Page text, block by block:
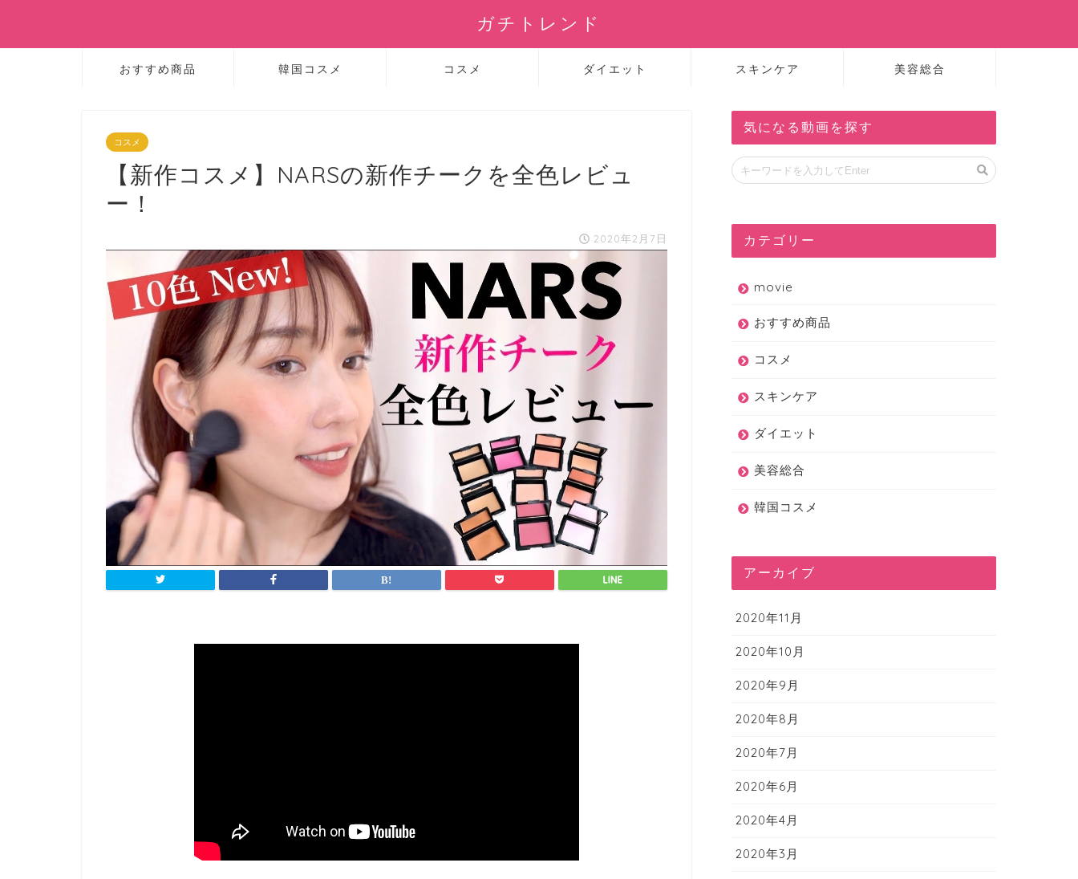
ガチトレンド
おすすめ商品 韓国コスメ コスメ ダイエット スキンケア 美容総合
コスメ
【新作コスメ】NARSの新作チークを全色レビュ
ー！
2020年2月7日
気になる動画を探す
カテゴリー
movie
おすすめ商品
コスメ
スキンケア
ダイエット
美容総合
韓国コスメ
アーカイブ
2020年11月
2020年10月
2020年9月
2020年8月
2020年7月
2020年6月
2020年4月
2020年3月